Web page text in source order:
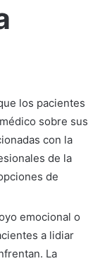
los pacientes
sobre sus
con la
de la
de
emocional o
a lidiar
La